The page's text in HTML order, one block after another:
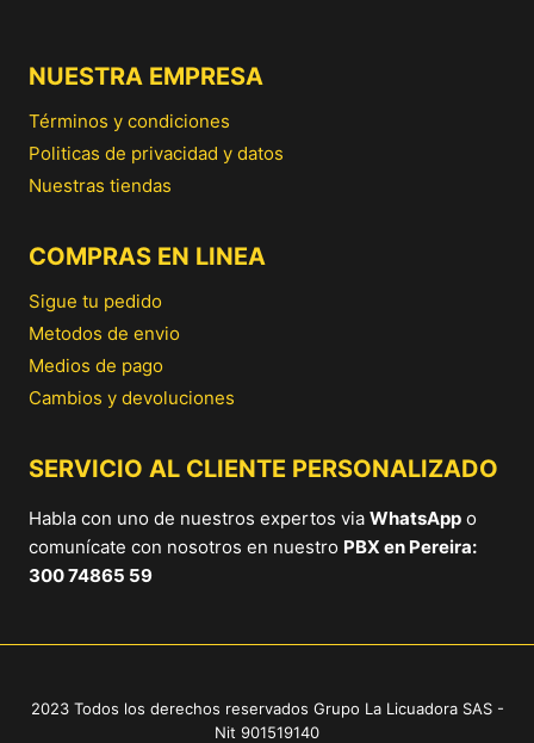
NUESTRA EMPRESA
Términos y condiciones
Politicas de privacidad y datos
Nuestras tiendas
COMPRAS EN LINEA
Sigue tu pedido
Metodos de envio
Medios de pago
Cambios y devoluciones
SERVICIO AL CLIENTE PERSONALIZADO
Habla con uno de nuestros expertos via WhatsApp o
comunícate con nosotros en nuestro PBX en Pereira:
300 74865 59
2023 Todos los derechos reservados Grupo La Licuadora SAS -
Nit 901519140